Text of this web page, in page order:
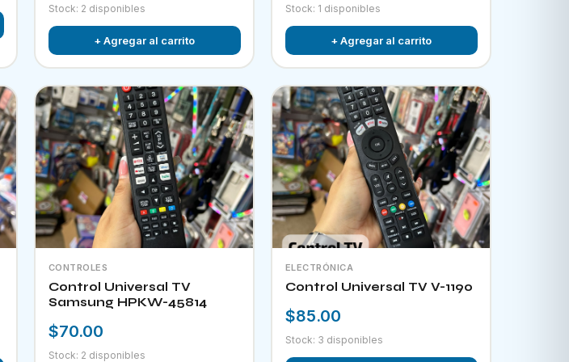
Stock: 2 disponibles
+ Agregar al carrito
Stock: 1 disponibles
+ Agregar al carrito
CONTROLES
Control Universal TV
Samsung HPKW-45814
$70.00
Stock: 2 disponibles
ELECTRÓNICA
Control Universal TV V-1190
$85.00
Stock: 3 disponibles